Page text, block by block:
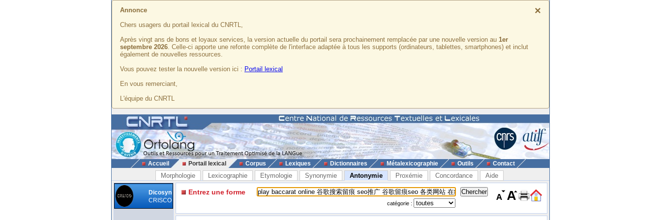
×
Annonce
Chers usagers du portail lexical du CNRTL,
Après vingt ans de bons et loyaux services, la version actuelle du portail sera prochainement remplacée par une nouvelle version au 1er
septembre 2026. Celle-ci apporte une refonte complète de l'interface adaptée à tous les supports (ordinateurs, tablettes, smartphones) et inclut
également de nouvelles ressources.
Vous pouvez tester la nouvelle version ici : Portail lexical
En vous remerciant,
L'équipe du CNRTL
Accueil Portail lexical Corpus Lexiques Dictionnaires Métalexicographie Outils Contact
Morphologie Lexicographie Etymologie Synonymie Antonymie Proxémie Concordance Aide
Dicosyn
CRISCO
Entrez une forme
catégorie :